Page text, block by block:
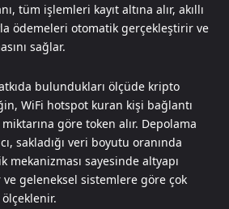
tüm işlemleri kayıt altına alır, akıllı
ödemeleri otomatik gerçekleştirir ve
sağlar.
bulundukları ölçüde kripto
WiFi hotspot kuran kişi bağlantı
göre token alır. Depolama
sakladığı veri boyutu oranında
sayesinde altyapı
geleneksel sistemlere göre çok